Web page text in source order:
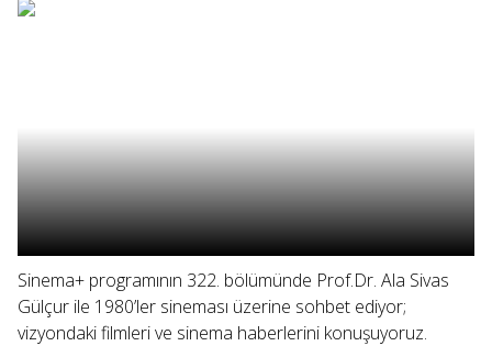
Sinema+ programının 322. bölümünde Prof.Dr. Ala Sivas
Gülçur ile 1980’ler sineması üzerine sohbet ediyor;
vizyondaki filmleri ve sinema haberlerini konuşuyoruz.